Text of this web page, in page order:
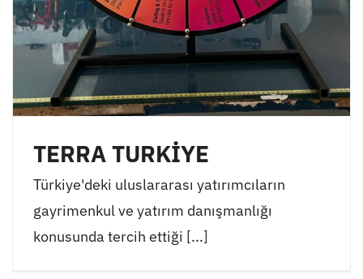
TERRA TURKİYE
Türkiye'deki uluslararası yatırımcıların
gayrimenkul ve yatırım danışmanlığı
konusunda tercih ettiği [...]